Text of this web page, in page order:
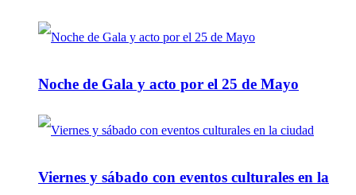
Noche de Gala y acto por el 25 de Mayo
Viernes y sábado con eventos culturales en la